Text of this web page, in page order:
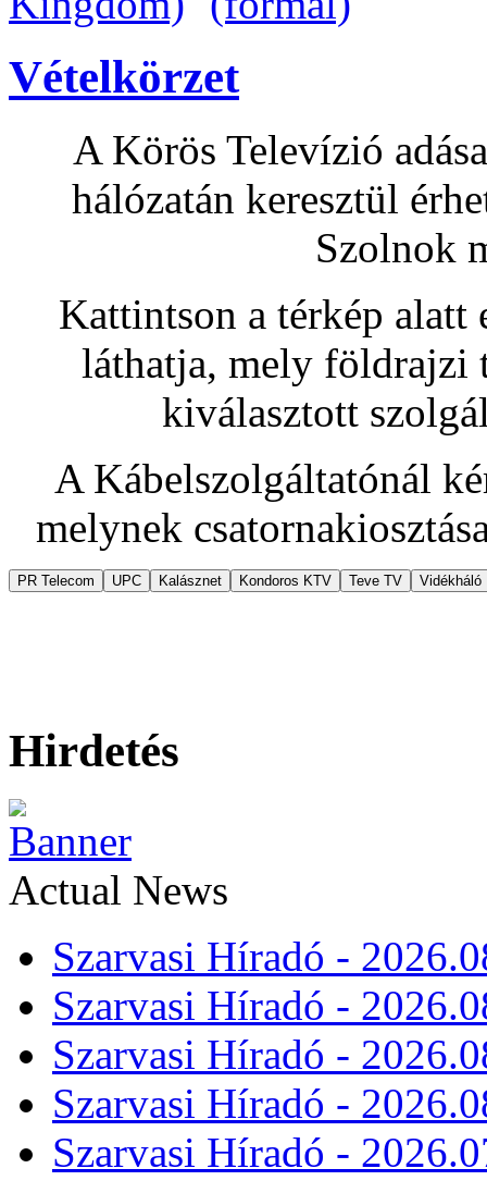
Vételkörzet
A Körös Televízió
hálózatán keresztül
Szolnok
Kattintson a térkép alatt
láthatja, mely földrajzi
kiválasztott
A Kábelszolgáltatónál
melynek
PR Telecom UPC Kalásznet Kondoros KTV Teve TV Vidékháló
Hirdetés
Actual News
Szarvasi Híradó -
Szarvasi Híradó -
Szarvasi Híradó -
Szarvasi Híradó -
Szarvasi Híradó -